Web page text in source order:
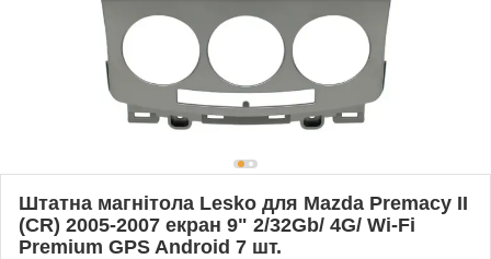
Штатна магнітола Lesko для Mazda Premacy II
(CR) 2005-2007 екран 9" 2/32Gb/ 4G/ Wi-Fi
Premium GPS Android 7 шт.